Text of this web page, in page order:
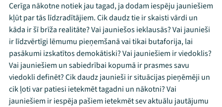
Cerīga nākotne notiek jau tagad, ja dodam iespēju jauniešiem
kļūt par tās līdzradītājiem. Cik daudz tie ir skaisti vārdi un
kāda ir šī brīža realitāte? Vai jauniešos ieklausās? Vai jaunieši
ir līdzvērtīgi lēmumu pieņemšanā vai tikai butaforija, lai
pasākumi izskatītos demokātiski? Vai jauniešiem ir viedoklis?
Vai jauniešiem un sabiedrībai kopumā ir prasmes savu
viedokli definēt? Cik daudz jaunieši ir situācijas pieņēmēji un
cik ļoti var patiesi ietekmēt tagadni un nākotni? Vai
jauniešiem ir iespēja pašiem ietekmēt sev aktuālu jautājumu